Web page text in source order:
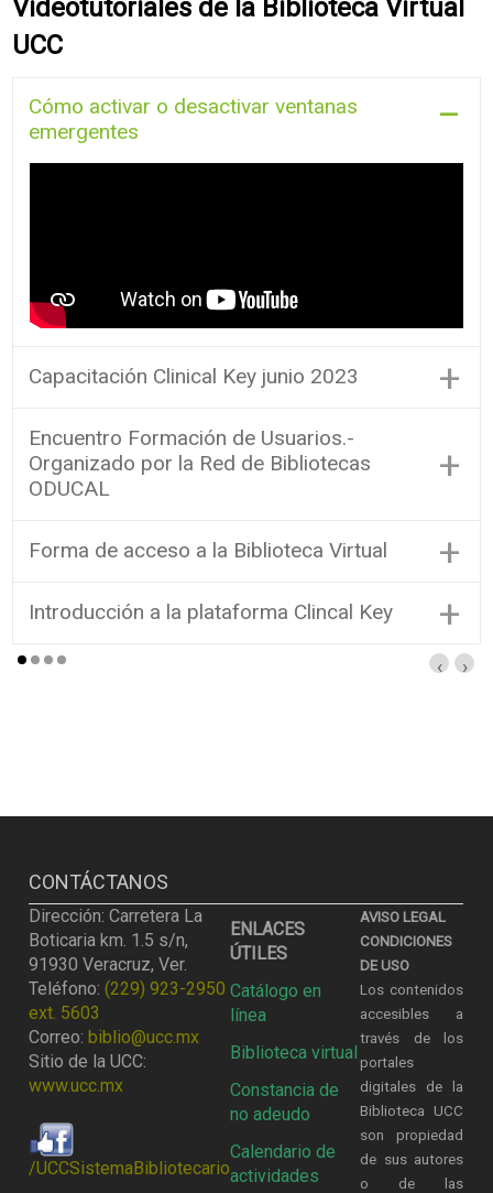
Videotutoriales de la Biblioteca Virtual
UCC
Cómo activar o desactivar ventanas
emergentes
Capacitación Clinical Key junio 2023 +
Encuentro Formación de Usuarios.-
Organizado por la Red de Bibliotecas
ODUCAL
+
Forma de acceso a la Biblioteca Virtual +
Introducción a la plataforma Clincal Key +
›
‹
CONTÁCTANOS
Dirección: Carretera La
Boticaria km. 1.5 s/n,
91930 Veracruz, Ver.
Teléfono:(229) 923-2950
ext. 5603
Correo:biblio@ucc.mx
Sitio de la UCC:
www.ucc.mx
/UCCSistemaBibliotecario
ENLACES
ÚTILES
Catálogo en
línea
Biblioteca virtual
Constancia de
no adeudo
Calendario de
actividades
AVISO LEGAL
CONDICIONES
DE USO
Los contenidos
accesibles a
través de los
portales
digitales de la
Biblioteca UCC
son propiedad
de sus autores
o de las